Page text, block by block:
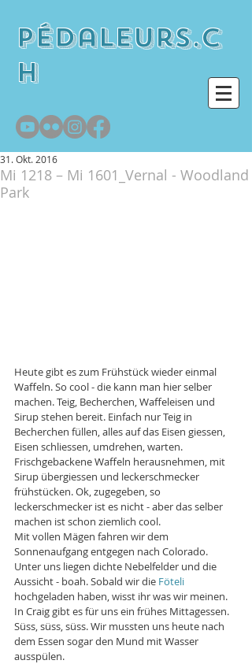
pédaleurs.c
h
Mi 1218 – Mi 1601_Vernal - Woodland
Park
31. Okt. 2016
Heute gibt es zum Frühstück wieder einmal
Waffeln. So cool - die kann man hier selber
machen. Teig, Becherchen, Waffeleisen und
Sirup stehen bereit. Einfach nur Teig in
Becherchen füllen, alles auf das Eisen giessen,
Eisen schliessen, umdrehen, warten.
Frischgebackene Waffeln herausnehmen, mit
Sirup übergiessen und leckerschmecker
frühstücken. Ok, zugegeben, so
leckerschmecker ist es nicht - aber das selber
machen ist schon ziemlich cool.
Mit vollen Mägen fahren wir dem
Sonnenaufgang entgegen nach Colorado.
Unter uns liegen dichte Nebelfelder und die
Aussicht - boah. Sobald wir die Föteli
hochgeladen haben, wisst ihr was wir meinen.
In Craig gibt es für uns ein frühes Mittagessen.
Süss, süss, süss. Wir mussten uns heute nach
dem Essen sogar den Mund mit Wasser
ausspülen.